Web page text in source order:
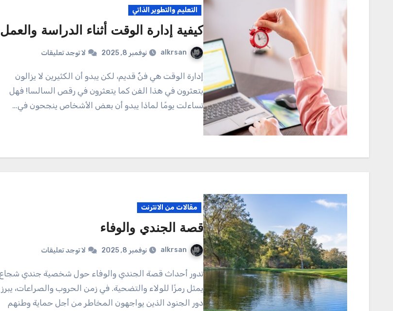
التعليم والتطوير الذاتي
كيفية إدارة الوقت أثناء الدراسة والعمل
alkrsan نوفمبر 8, 2025 لا توجد تعليقات
إدارة الوقت هي فنٌ قديم، لكن يبدو أن الكثيرين لا يزالون
يتعثرون في هذا الفن كما يتعثرون في رقص السالسا! فهل
تساءلت يومًا لماذا يبدو أن بعض الأشخاص ينجحون في…
مقالات من الانترنت
قصة الجندي والوفاء
alkrsan نوفمبر 8, 2025 لا توجد تعليقات
تدور أحداث قصة الجندي والوفاء حول شخصية جندي شجاع،
يمثل رمزًا للولاء والتضحية. في زمن الحروب والصراعات، يبرز
دور الجنود الذين يواجهون المخاطر من أجل حماية وطنهم